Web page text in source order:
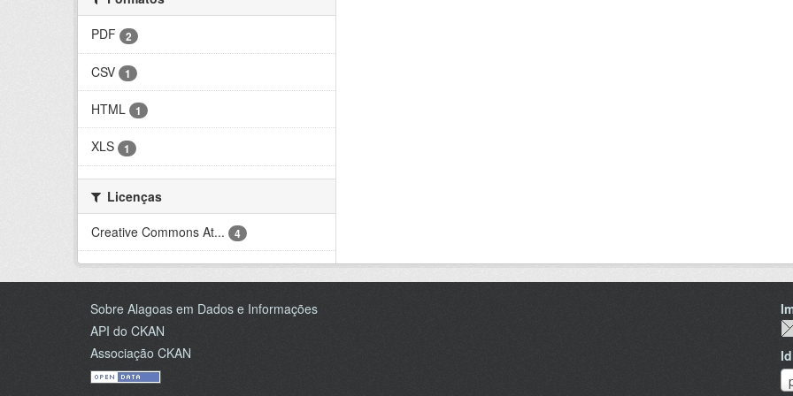
PDF
2
CSV 1
HTML 1
XLS 1
Licenças
Creative Commons At...
4
Sobre Alagoas em Dados e Informações
API do CKAN
Associação CKAN